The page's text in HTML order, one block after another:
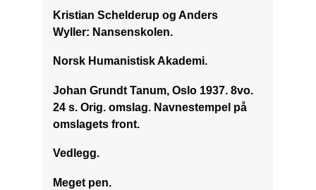
Kristian Schelderup og Anders
Wyller: Nansenskolen.
Norsk Humanistisk Akademi.
Johan Grundt Tanum, Oslo 1937. 8vo.
24 s. Orig. omslag. Navnestempel på
omslagets front.
Vedlegg.
Meget pen.